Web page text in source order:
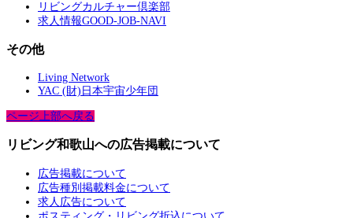
リビングカルチャー倶楽部
求人情報GOOD-JOB-NAVI
その他
Living Network
YAC (財)日本宇宙少年団
ページ上部へ戻る
リビング和歌山への広告掲載について
広告掲載について
広告種別掲載料金について
求人広告について